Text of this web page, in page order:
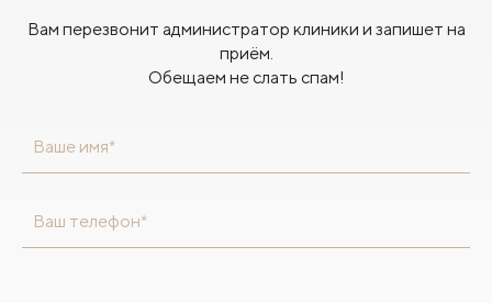
Вам перезвонит администратор клиники и запишет на
приём.
Обещаем не слать спам!
Ваше имя*
Ваш телефон*